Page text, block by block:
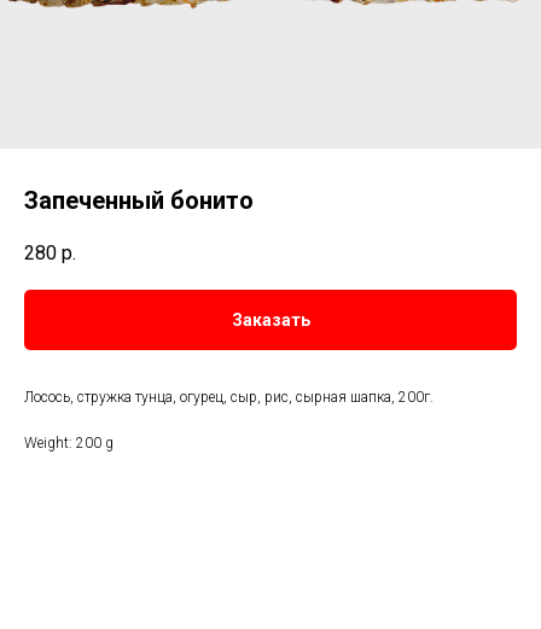
Запеченный бонито
280 р.
Заказать
Лосось, стружка тунца, огурец, сыр, рис, сырная шапка, 200г.
Weight: 200 g